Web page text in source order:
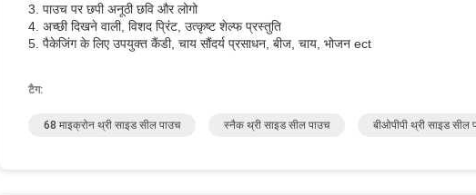
3. पाउच पर छपी अनूठी छवि और लोगो
4. अच्छी दिखने वाली, विशद प्रिंट, उत्कृष्ट शेल्फ प्रस्तुति
5. पैकेजिंग के लिए उपयुक्त कैंडी, चाय सौंदर्य प्रसाधन, बीज, चाय, भोजन ect
टैग:
68 माइक्रोन थ्री साइड सील पाउच स्नैक थ्री साइड सील पाउच बीओपीपी थ्री साइड सील